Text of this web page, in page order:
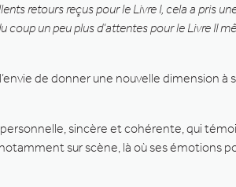
retours reçus pour le Livre I, cela a pris
un peu plus d’attentes pour le Livre II
de donner une nouvelle dimension à
sincère et cohérente, qui
sur scène, là où ses émotions